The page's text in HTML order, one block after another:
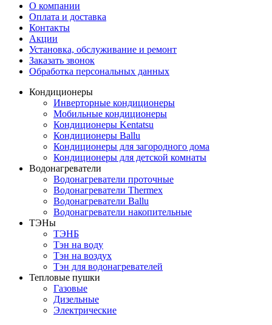
О компании
Оплата и доставка
Контакты
Акции
Установка, обслуживание и ремонт
Заказать звонок
Обработка персональных данных
Кондиционеры
Инверторные кондиционеры
Мобильные кондиционеры
Кондиционеры Kentatsu
Кондиционеры Ballu
Кондиционеры для загородного дома
Кондиционеры для детской комнаты
Водонагреватели
Водонагреватели проточные
Водонагреватели Thermex
Водонагреватели Ballu
Водонагреватели накопительные
ТЭНы
ТЭНБ
Тэн на воду
Тэн на воздух
Тэн для водонагревателей
Тепловые пушки
Газовые
Дизельные
Электрические